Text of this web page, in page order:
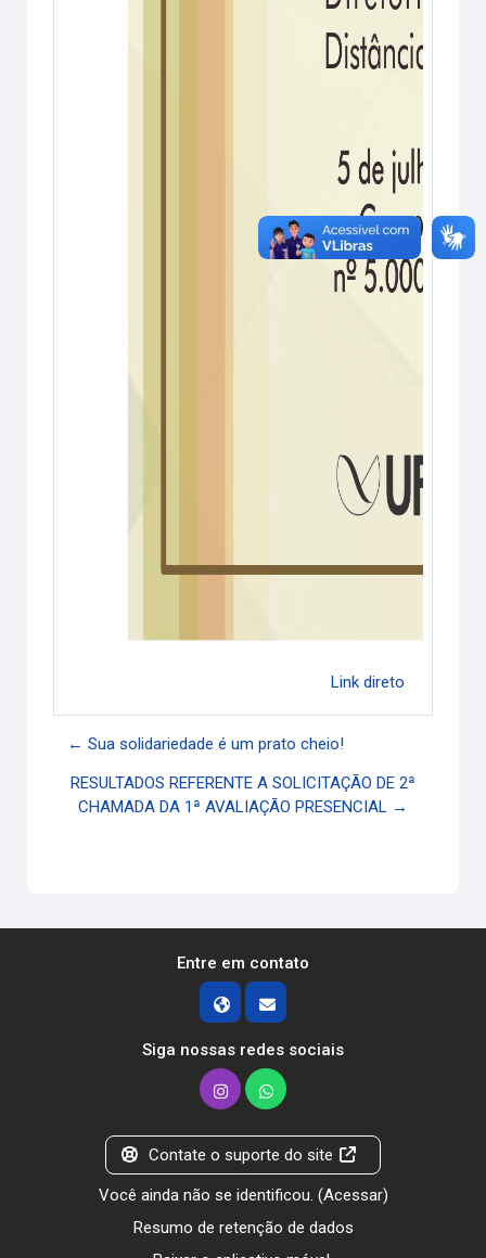
Link direto
← Sua solidariedade é um prato cheio!
RESULTADOS REFERENTE A SOLICITAÇÃO DE 2ª
CHAMADA DA 1ª AVALIAÇÃO PRESENCIAL →
Entre em contato
Siga nossas redes sociais
Contate o suporte do site
Você ainda não se identificou. (Acessar)
Resumo de retenção de dados